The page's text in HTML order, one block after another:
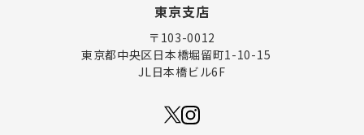
東京支店
〒103-0012
東京都中央区日本橋堀留町1-10-15
JL日本橋ビル6F